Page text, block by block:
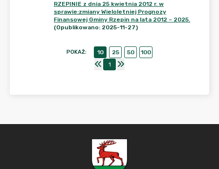
RZEPINIE z dnia 25 kwietnia 2012 r. w
sprawie:zmiany Wieloletniej Prognozy
Finansowej Gminy Rzepin na lata 2012 – 2025.
(Opublikowano: 2025-11-27)
POKAŻ: 10 25 50
100
1